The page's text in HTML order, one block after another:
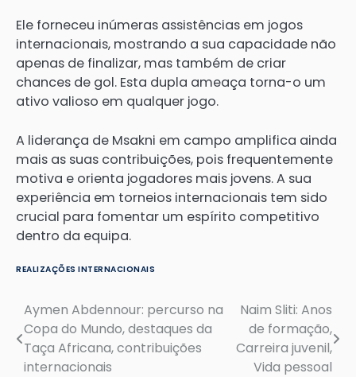
Ele forneceu inúmeras assistências em jogos
internacionais, mostrando a sua capacidade não
apenas de finalizar, mas também de criar
chances de gol. Esta dupla ameaça torna-o um
ativo valioso em qualquer jogo.
A liderança de Msakni em campo amplifica ainda
mais as suas contribuições, pois frequentemente
motiva e orienta jogadores mais jovens. A sua
experiência em torneios internacionais tem sido
crucial para fomentar um espírito competitivo
dentro da equipa.
REALIZAÇÕES INTERNACIONAIS
Post
navigation
Aymen Abdennour: percurso na
Copa do Mundo, destaques da
Taça Africana, contribuições
internacionais
Naim Sliti: Anos
de formação,
Carreira juvenil,
Vida pessoal